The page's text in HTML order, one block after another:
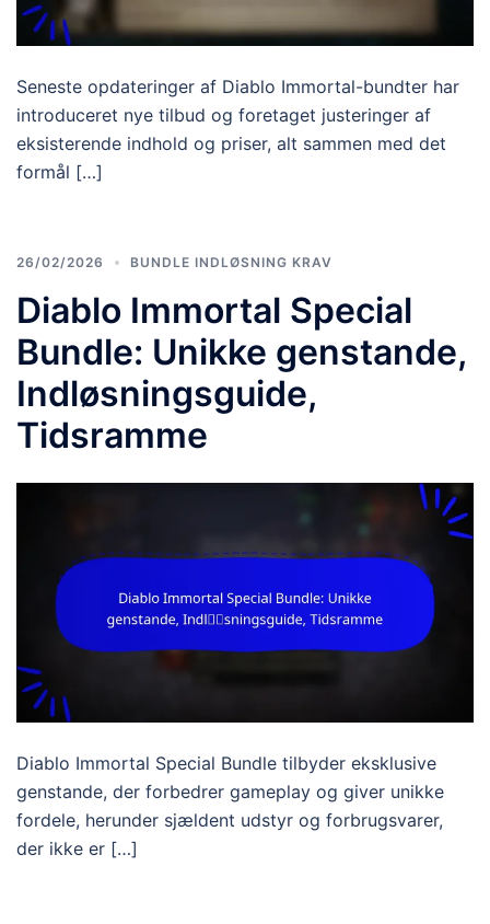
Seneste opdateringer af Diablo Immortal-bundter har
introduceret nye tilbud og foretaget justeringer af
eksisterende indhold og priser, alt sammen med det
formål […]
26/02/2026 BUNDLE INDLØSNING KRAV
Diablo Immortal Special
Bundle: Unikke genstande,
Indløsningsguide,
Tidsramme
Diablo Immortal Special Bundle tilbyder eksklusive
genstande, der forbedrer gameplay og giver unikke
fordele, herunder sjældent udstyr og forbrugsvarer,
der ikke er […]